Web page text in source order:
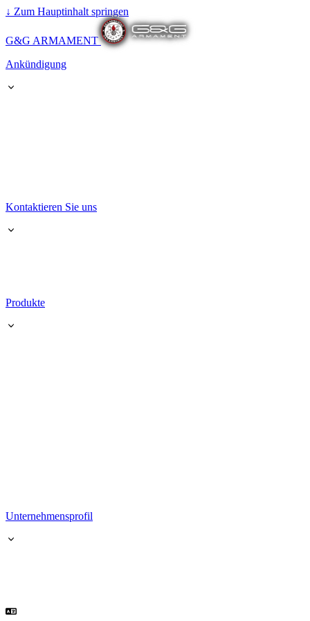
↓ Zum Hauptinhalt springen
G&G ARMAMENT
Ankündigung
Kontaktieren Sie uns
Produkte
Unternehmensprofil